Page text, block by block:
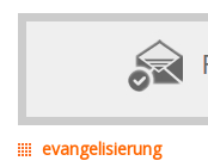
evangelisierung